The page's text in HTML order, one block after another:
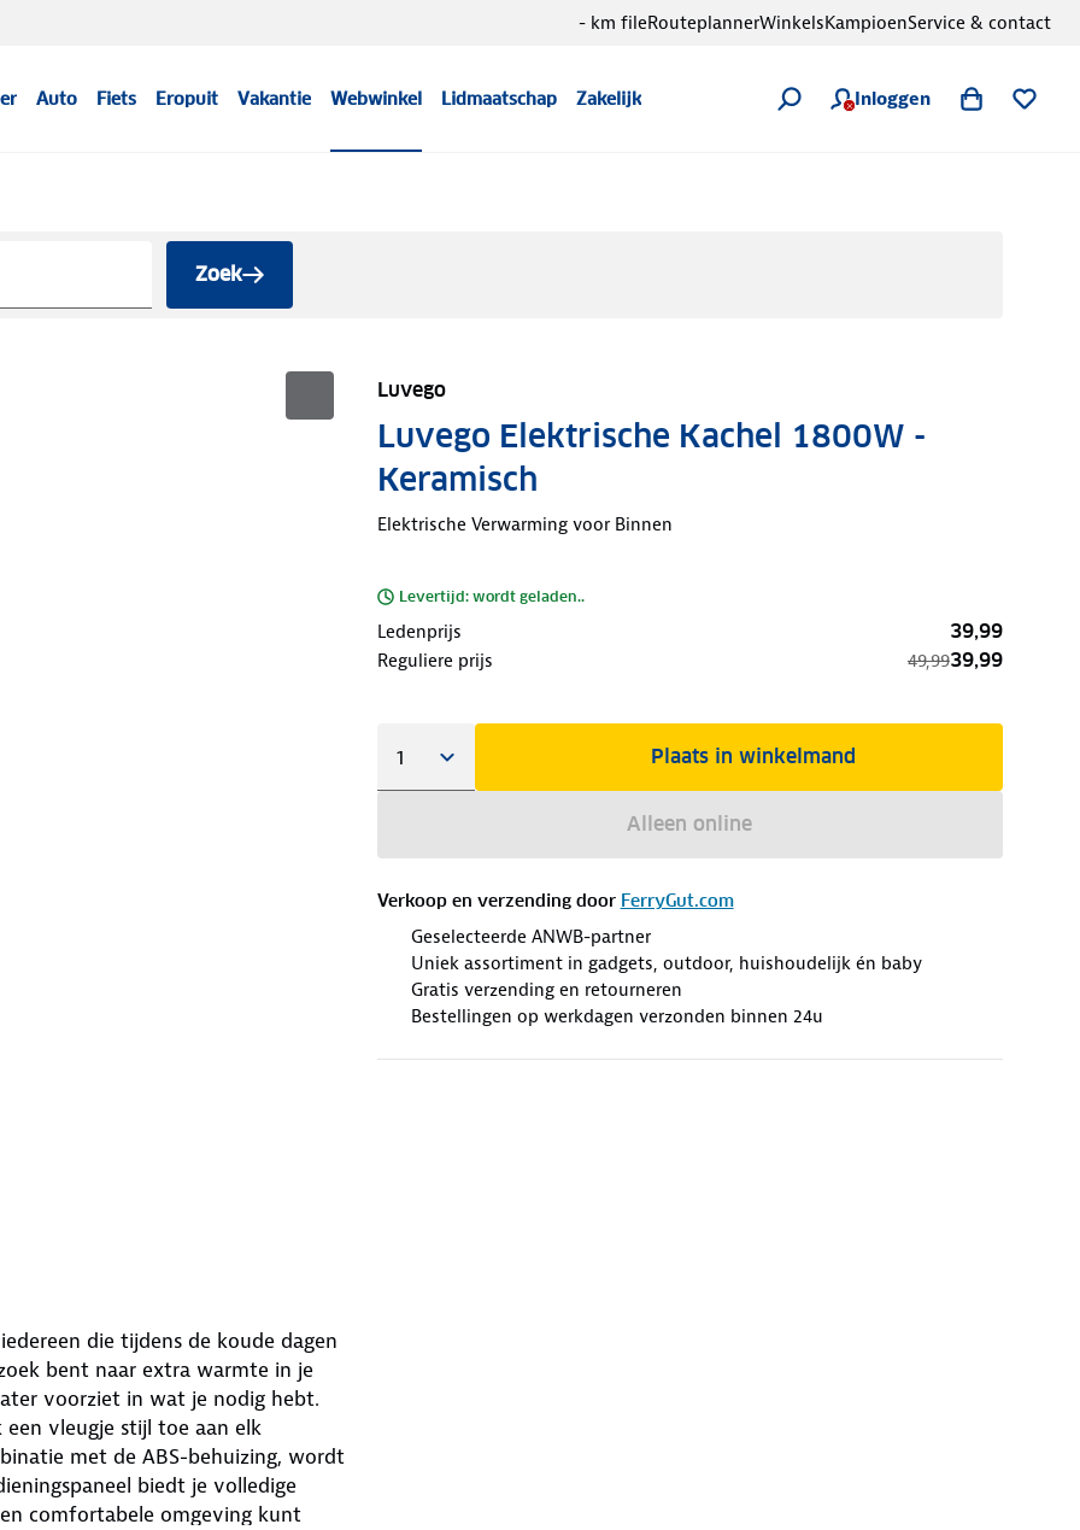
Auto Fiets Eropuit Vakantie Webwinkel Lidmaatschap Zakelijk Inloggen
- km fileRouteplannerWinkelsKampioenService & contact
Zoek
Luvego
Luvego Elektrische Kachel 1800W -
Keramisch
Elektrische Verwarming voor Binnen
Levertijd: wordt geladen..
Ledenprijs 39,99
Reguliere prijs 49,9939,99
Plaats in winkelmand
Alleen online
Verkoop en verzending door FerryGut.com
Geselecteerde ANWB-partner
Uniek assortiment in gadgets, outdoor, huishoudelijk én baby
Gratis verzending en retourneren
Bestellingen op werkdagen verzonden binnen 24u
die tijdens de koude dagen
bent naar extra warmte in je
voorziet in wat je nodig hebt.
vleugje stijl toe aan elk
met de ABS-behuizing, wordt
biedt je volledige
comfortabele omgeving kunt